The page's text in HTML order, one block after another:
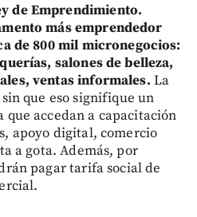
de Emprendimiento.
más emprendedor
de 800 mil micronegocios:
salones de belleza,
ventas informales. La
que eso signifique un
que accedan a capacitación
apoyo digital, comercio
a gota. Además, por
pagar tarifa social de